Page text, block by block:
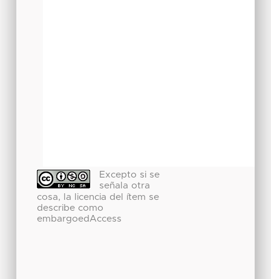
Excepto si se
señala otra
cosa, la licencia del ítem se
describe como
embargoedAccess